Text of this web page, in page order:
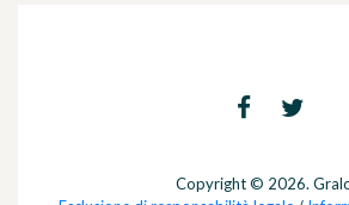
Copyright © 2026.